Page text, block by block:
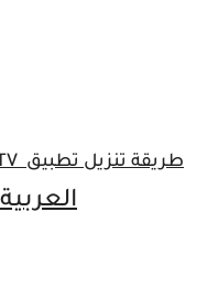
طريقة تنزيل تطبيق